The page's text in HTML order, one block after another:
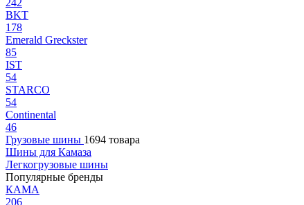
242
BKT
178
Emerald Greckster
85
IST
54
STARCO
54
Continental
46
Грузовые шины 1694 товара
Шины для Камаза
Легкогрузовые шины
Популярные бренды
КАМА
206